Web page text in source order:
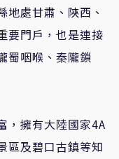
地處甘肅、陝西、
要門戶，也是連接
蜀咽喉、秦隴鎖
，擁有大陸國家4A
區及碧口古鎮等知